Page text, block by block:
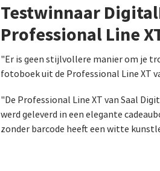
Testwinnaar
Professional Line
"Er is geen stijlvollere manier om je
fotoboek uit de Professional Line XT
"De Professional Line XT van Saal
werd geleverd in een elegante
zonder barcode heeft een witte